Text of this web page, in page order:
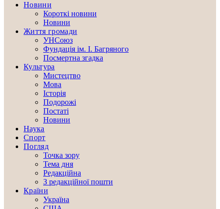
Новини
Короткі новини
Новини
Життя громади
УНСоюз
Фундація ім. І. Багряного
Посмертна згадка
Культура
Мистецтво
Мова
Історія
Подорожі
Постаті
Новини
Наука
Спорт
Погляд
Точка зору
Тема дня
Редакційна
З редакційної пошти
Країни
Україна